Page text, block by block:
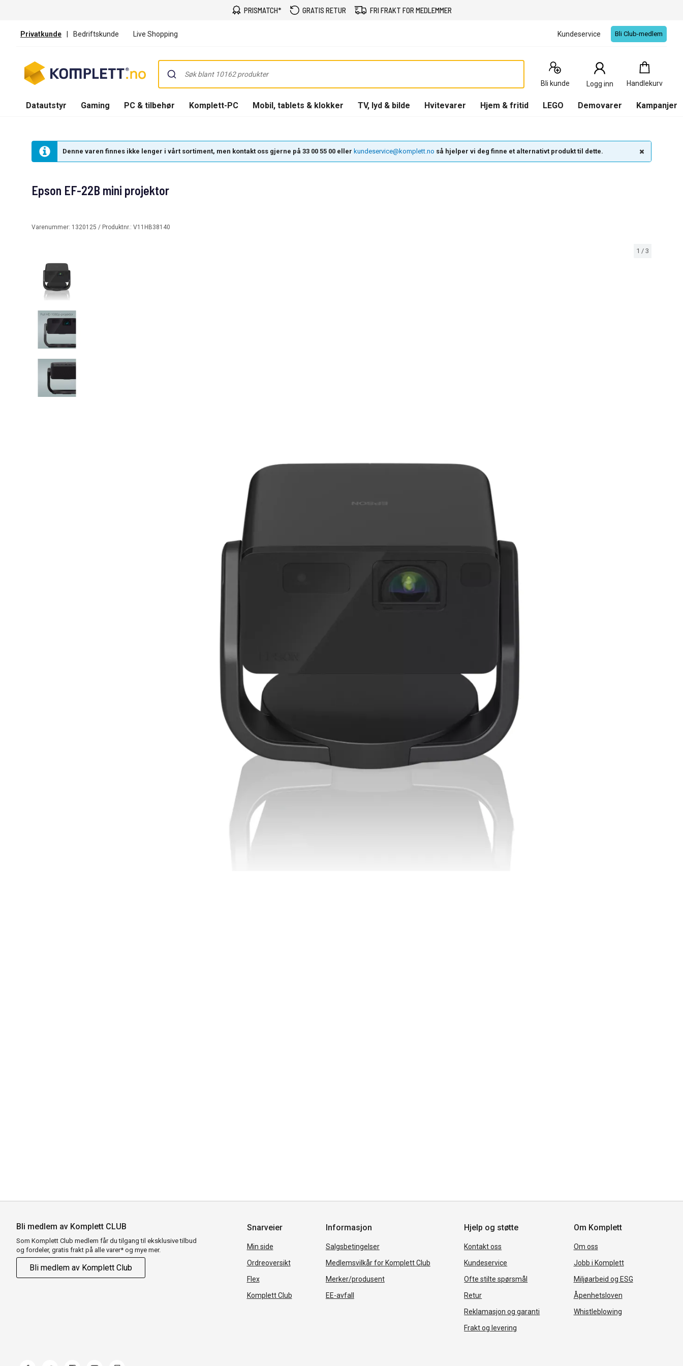
PRISMATCH* GRATIS RETUR FRI FRAKT FOR MEDLEMMER
Privatkunde | Bedriftskunde Live Shopping Kundeservice Bli Club-medlem
Bli kunde Logg inn Handlekurv
Handlekurv
0
Produkter
Datautstyr Gaming PC & tilbehør Komplett-PC Mobil, tablets & klokker TV, lyd & bilde Hvitevarer Hjem & fritid LEGO Demovarer Kampanjer
Denne varen finnes ikke lenger i vårt sortiment, men kontakt oss gjerne på 33 00 55 00 eller kundeservice@komplett.no så hjelper vi deg finne et alternativt produkt til dette.
1 / 3
Epson EF-22B mini projektor
Varenummer: 1320125 / Produktnr.: V11HB38140
Bli medlem av Komplett CLUB
Som Komplett Club medlem får du tilgang til eksklusive tilbud
og fordeler, gratis frakt på alle varer* og mye mer.
Bli medlem av Komplett Club
Snarveier
Min side
Ordreoversikt
Flex
Komplett Club
Informasjon
Salgsbetingelser
Medlemsvilkår for Komplett Club
Merker/produsent
EE-avfall
Hjelp og støtte
Kontakt oss
Kundeservice
Ofte stilte spørsmål
Retur
Reklamasjon og garanti
Frakt og levering
Om Komplett
Om oss
Jobb i Komplett
Miljøarbeid og ESG
Åpenhetsloven
Whistleblowing